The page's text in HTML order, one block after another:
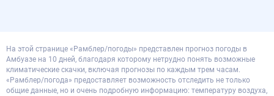
На этой странице «Рамблер/погоды» представлен прогноз погоды в
Амбуазе на 10 дней, благодаря которому нетрудно понять возможные
климатические скачки, включая прогнозы по каждым трем часам.
«Рамблер/погода» предоставляет возможность отследить не только
общие данные, но и очень подробную информацию: температуру воздуха,